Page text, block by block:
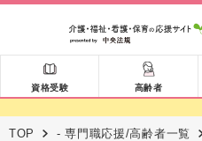
資格受験 高齢者
TOP - 専門職応援/高齢者一覧